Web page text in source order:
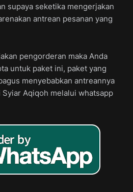
supaya seketika mengerjakan
antrean pesanan yang
pengorderan maka Anda
untuk paket ini, paket yang
menyebabkan antreannya
Aqiqoh melalui whatsapp